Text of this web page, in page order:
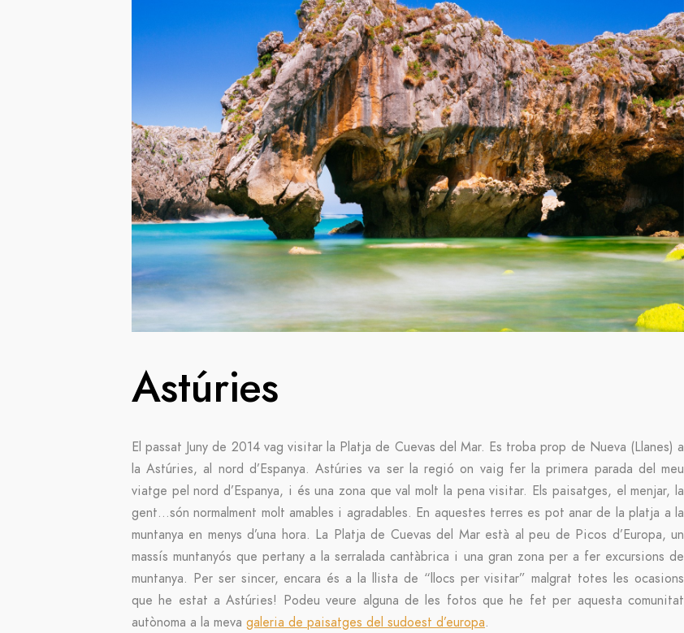
Astúries
El passat Juny de 2014 vag visitar la Platja de Cuevas del Mar. Es troba prop de Nueva (Llanes) a
la Astúries, al nord d’Espanya. Astúries va ser la regió on vaig fer la primera parada del meu
viatge pel nord d’Espanya, i és una zona que val molt la pena visitar. Els paisatges, el menjar, la
gent…són normalment molt amables i agradables. En aquestes terres es pot anar de la platja a la
muntanya en menys d’una hora. La Platja de Cuevas del Mar està al peu de Picos d’Europa, un
massís muntanyós que pertany a la serralada cantàbrica i una gran zona per a fer excursions de
muntanya. Per ser sincer, encara és a la llista de “llocs per visitar” malgrat totes les ocasions
que he estat a Astúries! Podeu veure alguna de les fotos que he fet per aquesta comunitat
autònoma a la meva galeria de paisatges del sudoest d’europa.